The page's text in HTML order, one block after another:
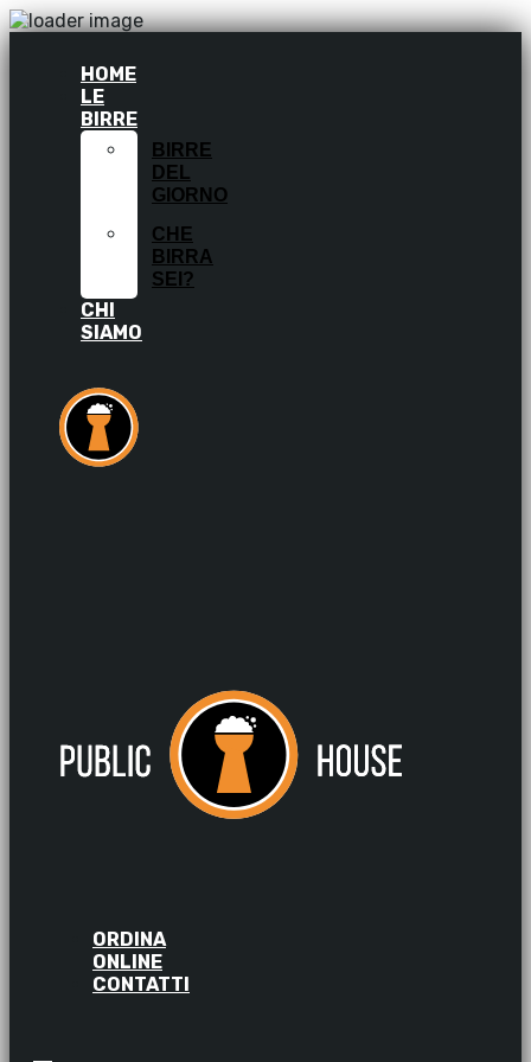
HOME
LE
BIRRE
BIRRE
DEL
GIORNO
CHE
BIRRA
SEI?
CHI
SIAMO
ORDINA
ONLINE
CONTATTI